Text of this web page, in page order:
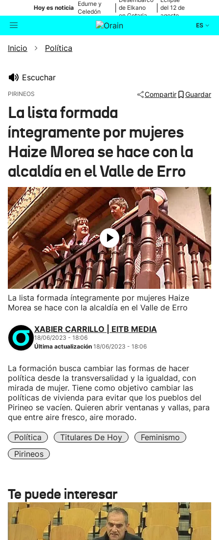
Hoy es noticia
Edurne y
Celedón
de Elkano
en Getaria
del 12 de
agosto
ES
Buscador
Ikusmiran
Eguraldia
Inicio Política
Escuchar
PIRINEOS Compartir Guardar
La lista formada
íntegramente por mujeres
Haize Morea se hace con la
alcaldía en el Valle de Erro
La lista formada íntegramente por mujeres Haize
Morea se hace con la alcaldía en el Valle de Erro
XABIER CARRILLO | EITB MEDIA
18/06/2023 - 18:06
Última actualización 18/06/2023 - 18:06
La formación busca cambiar las formas de hacer
política desde la transversalidad y la igualdad, con
mirada de mujer. Tiene como objetivo cambiar las
políticas de vivienda para evitar que los pueblos del
Pirineo se vacíen. Quieren abrir ventanas y vallas, para
que entre aire fresco, aire morado.
Política Titulares De Hoy
Feminismo
Pirineos
Te puede interesar